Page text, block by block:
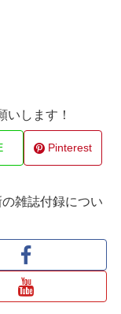
いします！
Pinterest
雑誌付録につい